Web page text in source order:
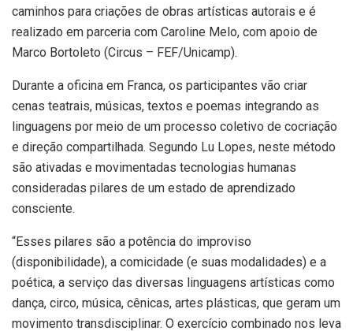
caminhos para criações de obras artísticas autorais e é
realizado em parceria com Caroline Melo, com apoio de
Marco Bortoleto (Circus – FEF/Unicamp).
Durante a oficina em Franca, os participantes vão criar
cenas teatrais, músicas, textos e poemas integrando as
linguagens por meio de um processo coletivo de cocriação
e direção compartilhada. Segundo Lu Lopes, neste método
são ativadas e movimentadas tecnologias humanas
consideradas pilares de um estado de aprendizado
consciente.
“Esses pilares são a potência do improviso
(disponibilidade), a comicidade (e suas modalidades) e a
poética, a serviço das diversas linguagens artísticas como
dança, circo, música, cênicas, artes plásticas, que geram um
movimento transdisciplinar. O exercício combinado nos leva